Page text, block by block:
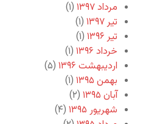
مرداد ۱۳۹۷
(۱)
تیر ۱۳۹۷
(۱)
تیر ۱۳۹۶
(۱)
خرداد ۱۳۹۶
(۱)
اردیبهشت ۱۳۹۶
(۵)
بهمن ۱۳۹۵
(۱)
آبان ۱۳۹۵
(۲)
شهریور ۱۳۹۵
(۴)